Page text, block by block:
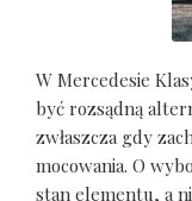
W Mercedesie
być rozsądną
zwłaszcza gdy
mocowania. O
stan elementu, a